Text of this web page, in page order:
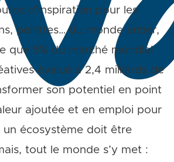
d’inspiration pour les
peintres… du monde entier,
que 5% du marché mondial
évalué à 2,4 milliards de
son potentiel en point
ajoutée et en emploi pour
un écosystème doit être
tout le monde s’y met :